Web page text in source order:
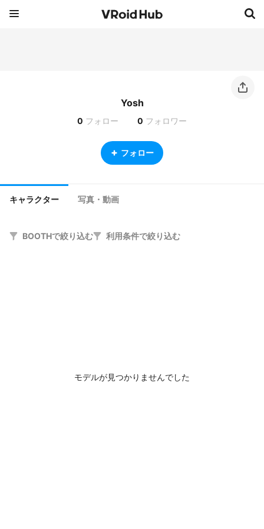
Yosh
0 フォロー 0 フォロワー
フォロー
キャラクター 写真・動画
BOOTHで絞り込む 利用条件で絞り込む
モデルが見つかりませんでした